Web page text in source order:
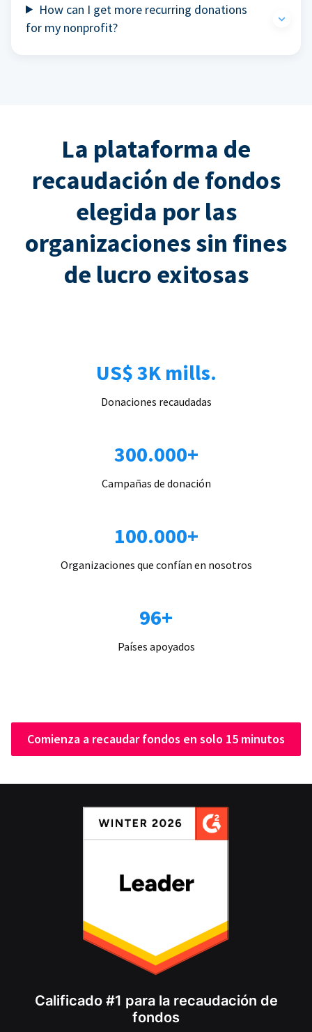
How can I get more recurring donations
for my nonprofit?
La plataforma de
recaudación de fondos
elegida por las
organizaciones sin fines
de lucro exitosas
US$ 3K mills.
Donaciones recaudadas
300.000+
Campañas de donación
100.000+
Organizaciones que confían en nosotros
96+
Países apoyados
Comienza a recaudar fondos en solo 15 minutos
Calificado #1 para la recaudación de
fondos